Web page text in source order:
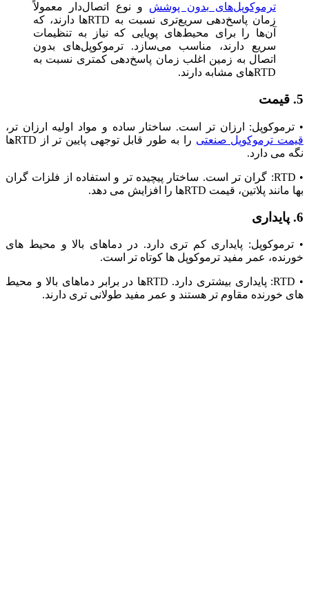
ترموکوپل‌های بدون پوشش و نوع اتصال‌دار معمولاً
زمان پاسخ‌دهی سریع‌تری نسبت به RTD‌ها دارند، که
آن‌ها را برای محیط‌های پویایی که نیاز به تنظیمات
سریع دارند، مناسب می‌سازد. ترموکوپل‌های بدون
اتصال به زمین اغلب زمان پاسخ‌دهی کمتری نسبت به
RTD‌های مشابه دارند.
5. قیمت
• ترموکوپل: ارزان ‌تر است. ساختار ساده و مواد اولیه ارزان‌ تر،
قیمت ترموکوپل ‌صنعتی
را به طور قابل توجهی پایین ‌تر از RTDها
نگه می‌ دارد.
• RTD: گران ‌تر است. ساختار پیچیده ‌تر و استفاده از فلزات گران‌
بها مانند پلاتین، قیمت RTDها را افزایش می ‌دهد.
6. پایداری
• ترموکوپل: پایداری کم تری دارد. در دماهای بالا و محیط‌ های
خورنده، عمر مفید ترموکوپل‌ ها کوتاه ‌تر است.
• RTD: پایداری بیشتری دارد. RTDها در برابر دماهای بالا و محیط‌
های خورنده مقاوم ‌تر هستند و عمر مفید طولانی ‌تری دارند.